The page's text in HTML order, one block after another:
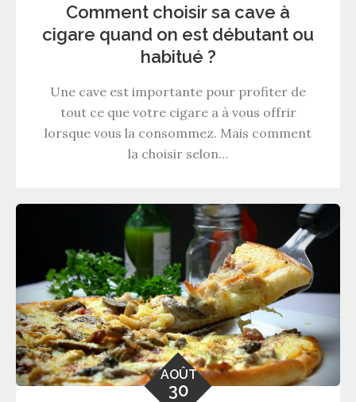
Comment choisir sa cave à
cigare quand on est débutant ou
habitué ?
Une cave est importante pour profiter de
tout ce que votre cigare a à vous offrir
lorsque vous la consommez. Mais comment
la choisir selon…
AOÛT
30